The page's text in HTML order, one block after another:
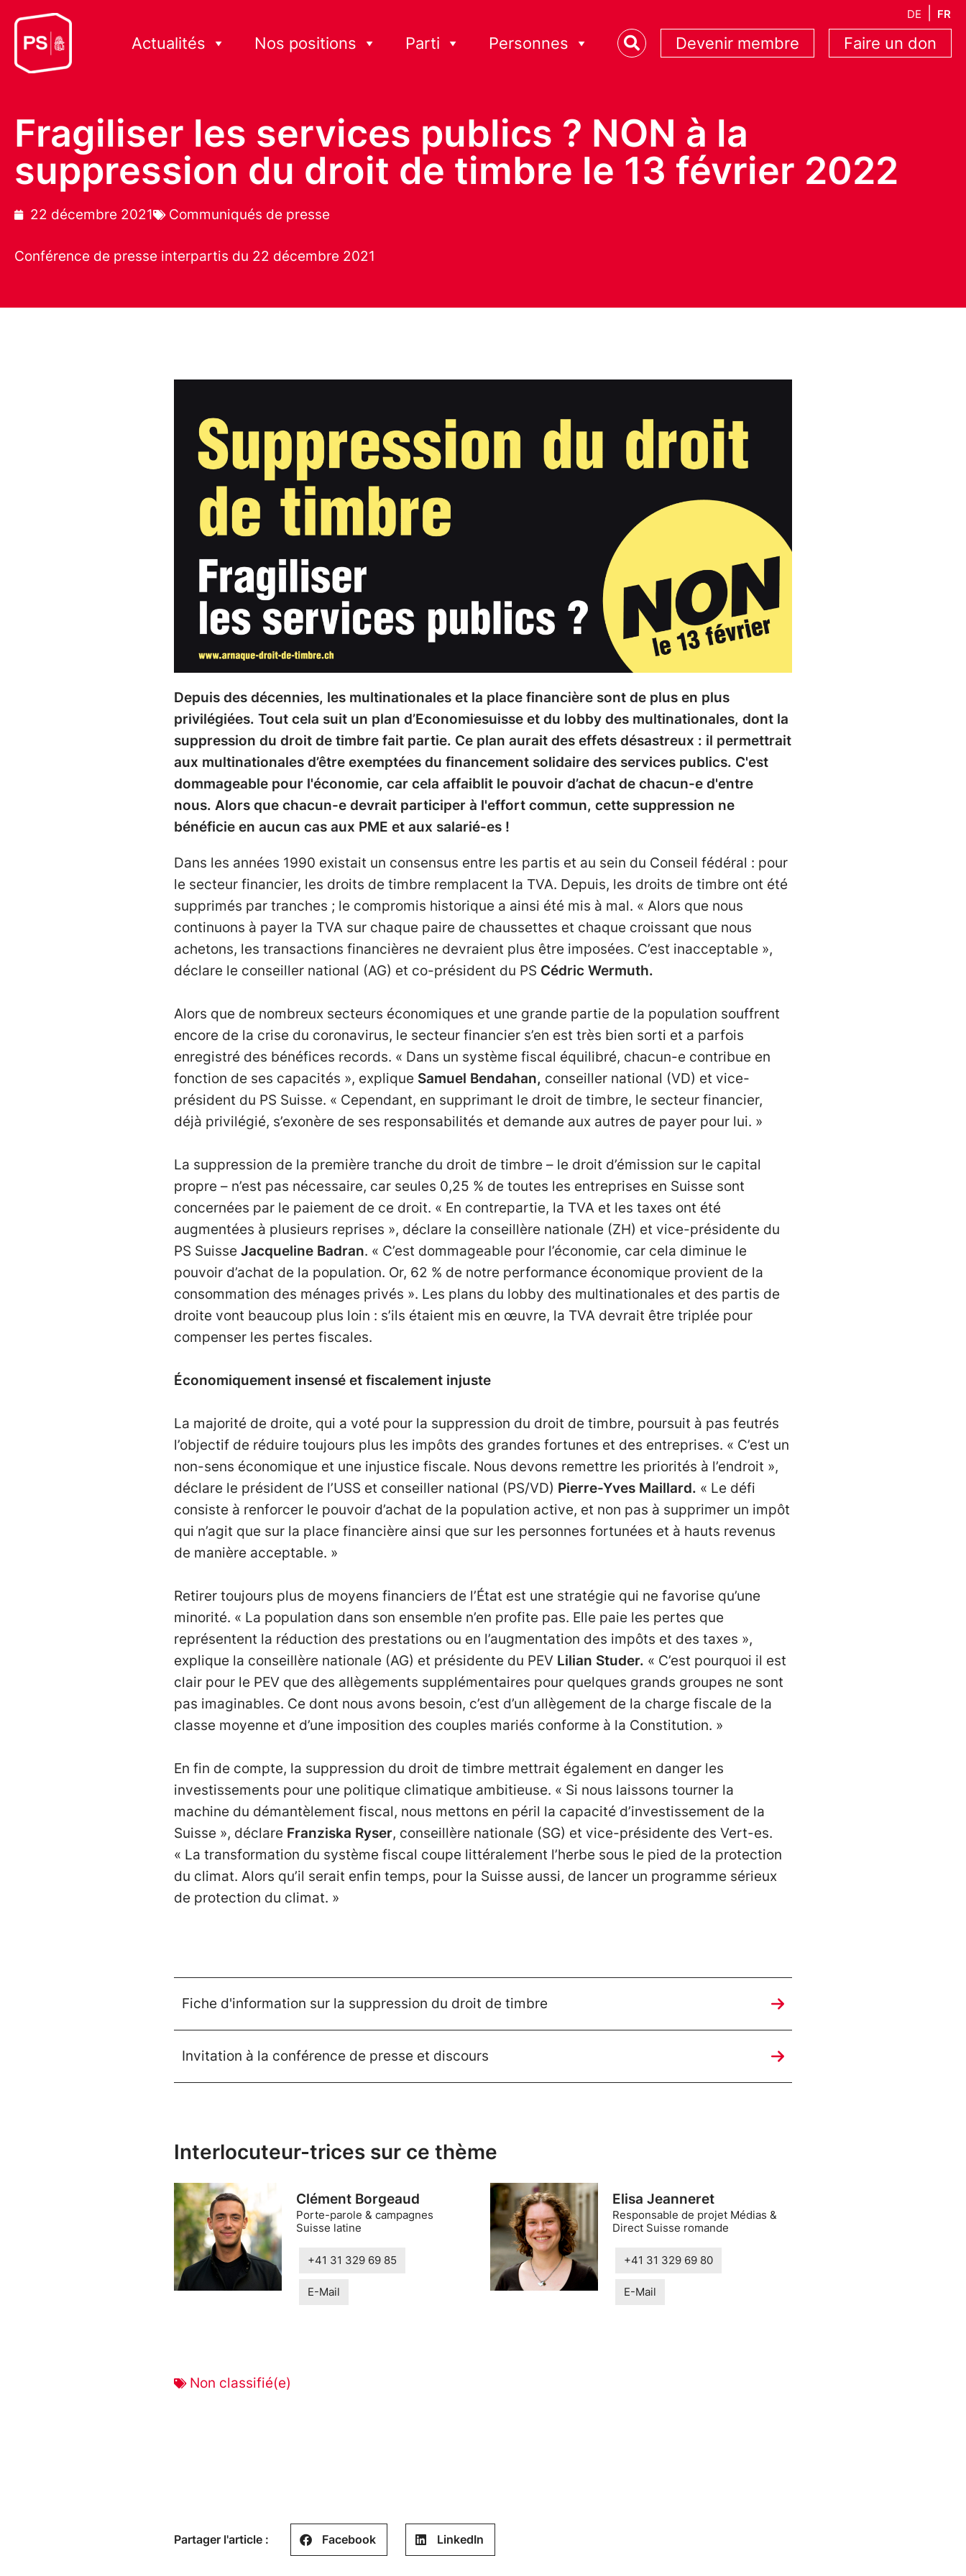
DE FR
Actualités Nos positions Parti Personnes Devenir membre Faire un don
Fragiliser les services publics ? NON à la
suppression du droit de timbre le 13 février 2022
22 décembre 2021 Communiqués de presse
Conférence de presse interpartis du 22 décembre 2021
Depuis des décennies, les multinationales et la place financière sont de plus en plus
privilégiées. Tout cela suit un plan d’Economiesuisse et du lobby des multinationales, dont la
suppression du droit de timbre fait partie. Ce plan aurait des effets désastreux : il permettrait
aux multinationales d’être exemptées du financement solidaire des services publics. C'est
dommageable pour l'économie, car cela affaiblit le pouvoir d’achat de chacun-e d'entre
nous. Alors que chacun-e devrait participer à l'effort commun, cette suppression ne
bénéficie en aucun cas aux PME et aux salarié-es !
Dans les années 1990 existait un consensus entre les partis et au sein du Conseil fédéral : pour
le secteur financier, les droits de timbre remplacent la TVA. Depuis, les droits de timbre ont été
supprimés par tranches ; le compromis historique a ainsi été mis à mal. « Alors que nous
continuons à payer la TVA sur chaque paire de chaussettes et chaque croissant que nous
achetons, les transactions financières ne devraient plus être imposées. C’est inacceptable »,
déclare le conseiller national (AG) et co-président du PS Cédric Wermuth.
Alors que de nombreux secteurs économiques et une grande partie de la population souffrent
encore de la crise du coronavirus, le secteur financier s’en est très bien sorti et a parfois
enregistré des bénéfices records. « Dans un système fiscal équilibré, chacun-e contribue en
fonction de ses capacités », explique Samuel Bendahan, conseiller national (VD) et vice-
président du PS Suisse. « Cependant, en supprimant le droit de timbre, le secteur financier,
déjà privilégié, s’exonère de ses responsabilités et demande aux autres de payer pour lui. »
La suppression de la première tranche du droit de timbre – le droit d’émission sur le capital
propre – n’est pas nécessaire, car seules 0,25 % de toutes les entreprises en Suisse sont
concernées par le paiement de ce droit. « En contrepartie, la TVA et les taxes ont été
augmentées à plusieurs reprises », déclare la conseillère nationale (ZH) et vice-présidente du
PS Suisse Jacqueline Badran. « C’est dommageable pour l’économie, car cela diminue le
pouvoir d’achat de la population. Or, 62 % de notre performance économique provient de la
consommation des ménages privés ». Les plans du lobby des multinationales et des partis de
droite vont beaucoup plus loin : s’ils étaient mis en œuvre, la TVA devrait être triplée pour
compenser les pertes fiscales.
Économiquement insensé et fiscalement injuste
La majorité de droite, qui a voté pour la suppression du droit de timbre, poursuit à pas feutrés
l’objectif de réduire toujours plus les impôts des grandes fortunes et des entreprises. « C’est un
non-sens économique et une injustice fiscale. Nous devons remettre les priorités à l’endroit »,
déclare le président de l’USS et conseiller national (PS/VD) Pierre-Yves Maillard. « Le défi
consiste à renforcer le pouvoir d’achat de la population active, et non pas à supprimer un impôt
qui n’agit que sur la place financière ainsi que sur les personnes fortunées et à hauts revenus
de manière acceptable. »
Retirer toujours plus de moyens financiers de l’État est une stratégie qui ne favorise qu’une
minorité. « La population dans son ensemble n’en profite pas. Elle paie les pertes que
représentent la réduction des prestations ou en l’augmentation des impôts et des taxes »,
explique la conseillère nationale (AG) et présidente du PEV Lilian Studer. « C’est pourquoi il est
clair pour le PEV que des allègements supplémentaires pour quelques grands groupes ne sont
pas imaginables. Ce dont nous avons besoin, c’est d’un allègement de la charge fiscale de la
classe moyenne et d’une imposition des couples mariés conforme à la Constitution. »
En fin de compte, la suppression du droit de timbre mettrait également en danger les
investissements pour une politique climatique ambitieuse. « Si nous laissons tourner la
machine du démantèlement fiscal, nous mettons en péril la capacité d’investissement de la
Suisse », déclare Franziska Ryser, conseillère nationale (SG) et vice-présidente des Vert-es.
« La transformation du système fiscal coupe littéralement l’herbe sous le pied de la protection
du climat. Alors qu’il serait enfin temps, pour la Suisse aussi, de lancer un programme sérieux
de protection du climat. »
Fiche d'information sur la suppression du droit de timbre
Invitation à la conférence de presse et discours
Interlocuteur-trices sur ce thème
Clément Borgeaud
Porte-parole & campagnes
Suisse latine
+41 31 329 69 85
E-Mail
Elisa Jeanneret
Responsable de projet Médias &
Direct Suisse romande
+41 31 329 69 80
E-Mail
Non classifié(e)
Partager l'article : Facebook LinkedIn